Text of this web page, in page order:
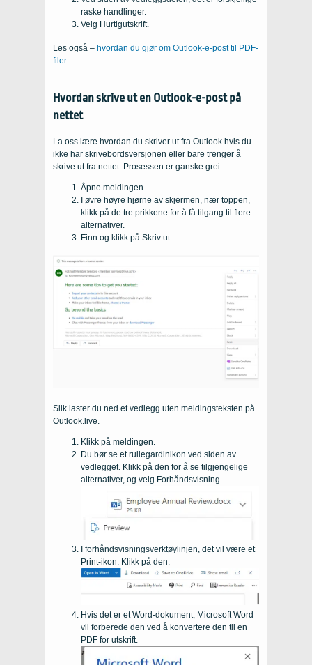
raske handlinger.
Velg Hurtigutskrift.
Les også – hvordan du gjør om Outlook-e-post til PDF-
filer
Hvordan skrive ut en Outlook-e-post på
nettet
La oss lære hvordan du skriver ut fra Outlook hvis du
ikke har skrivebordsversjonen eller bare trenger å
skrive ut fra nettet. Prosessen er ganske grei.
Åpne meldingen.
I øvre høyre hjørne av skjermen, nær toppen,
klikk på de tre prikkene for å få tilgang til flere
alternativer.
Finn og klikk på Skriv ut.
Slik laster du ned et vedlegg uten meldingsteksten på
Outlook.live.
Klikk på meldingen.
Du bør se et rullegardinikon ved siden av
vedlegget. Klikk på den for å se tilgjengelige
alternativer, og velg Forhåndsvisning.
I forhåndsvisningsverktøylinjen, det vil være et
Print-ikon. Klikk på den.
Hvis det er et Word-dokument, Microsoft Word
vil forberede den ved å konvertere den til en
PDF for utskrift.